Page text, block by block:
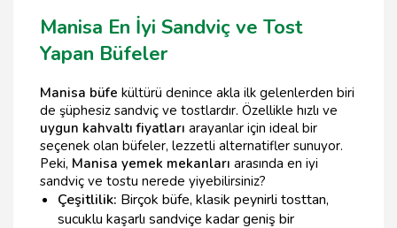
Manisa En İyi Sandviç ve Tost
Yapan Büfeler
Manisa büfe kültürü denince akla ilk gelenlerden biri
de şüphesiz sandviç ve tostlardır. Özellikle hızlı ve
uygun kahvaltı fiyatları arayanlar için ideal bir
seçenek olan büfeler, lezzetli alternatifler sunuyor.
Peki, Manisa yemek mekanları arasında en iyi
sandviç ve tostu nerede yiyebilirsiniz?
Çeşitlilik: Birçok büfe, klasik peynirli tosttan,
sucuklu kaşarlı sandviçe kadar geniş bir